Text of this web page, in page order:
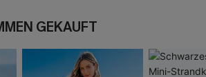
GEKAUFT